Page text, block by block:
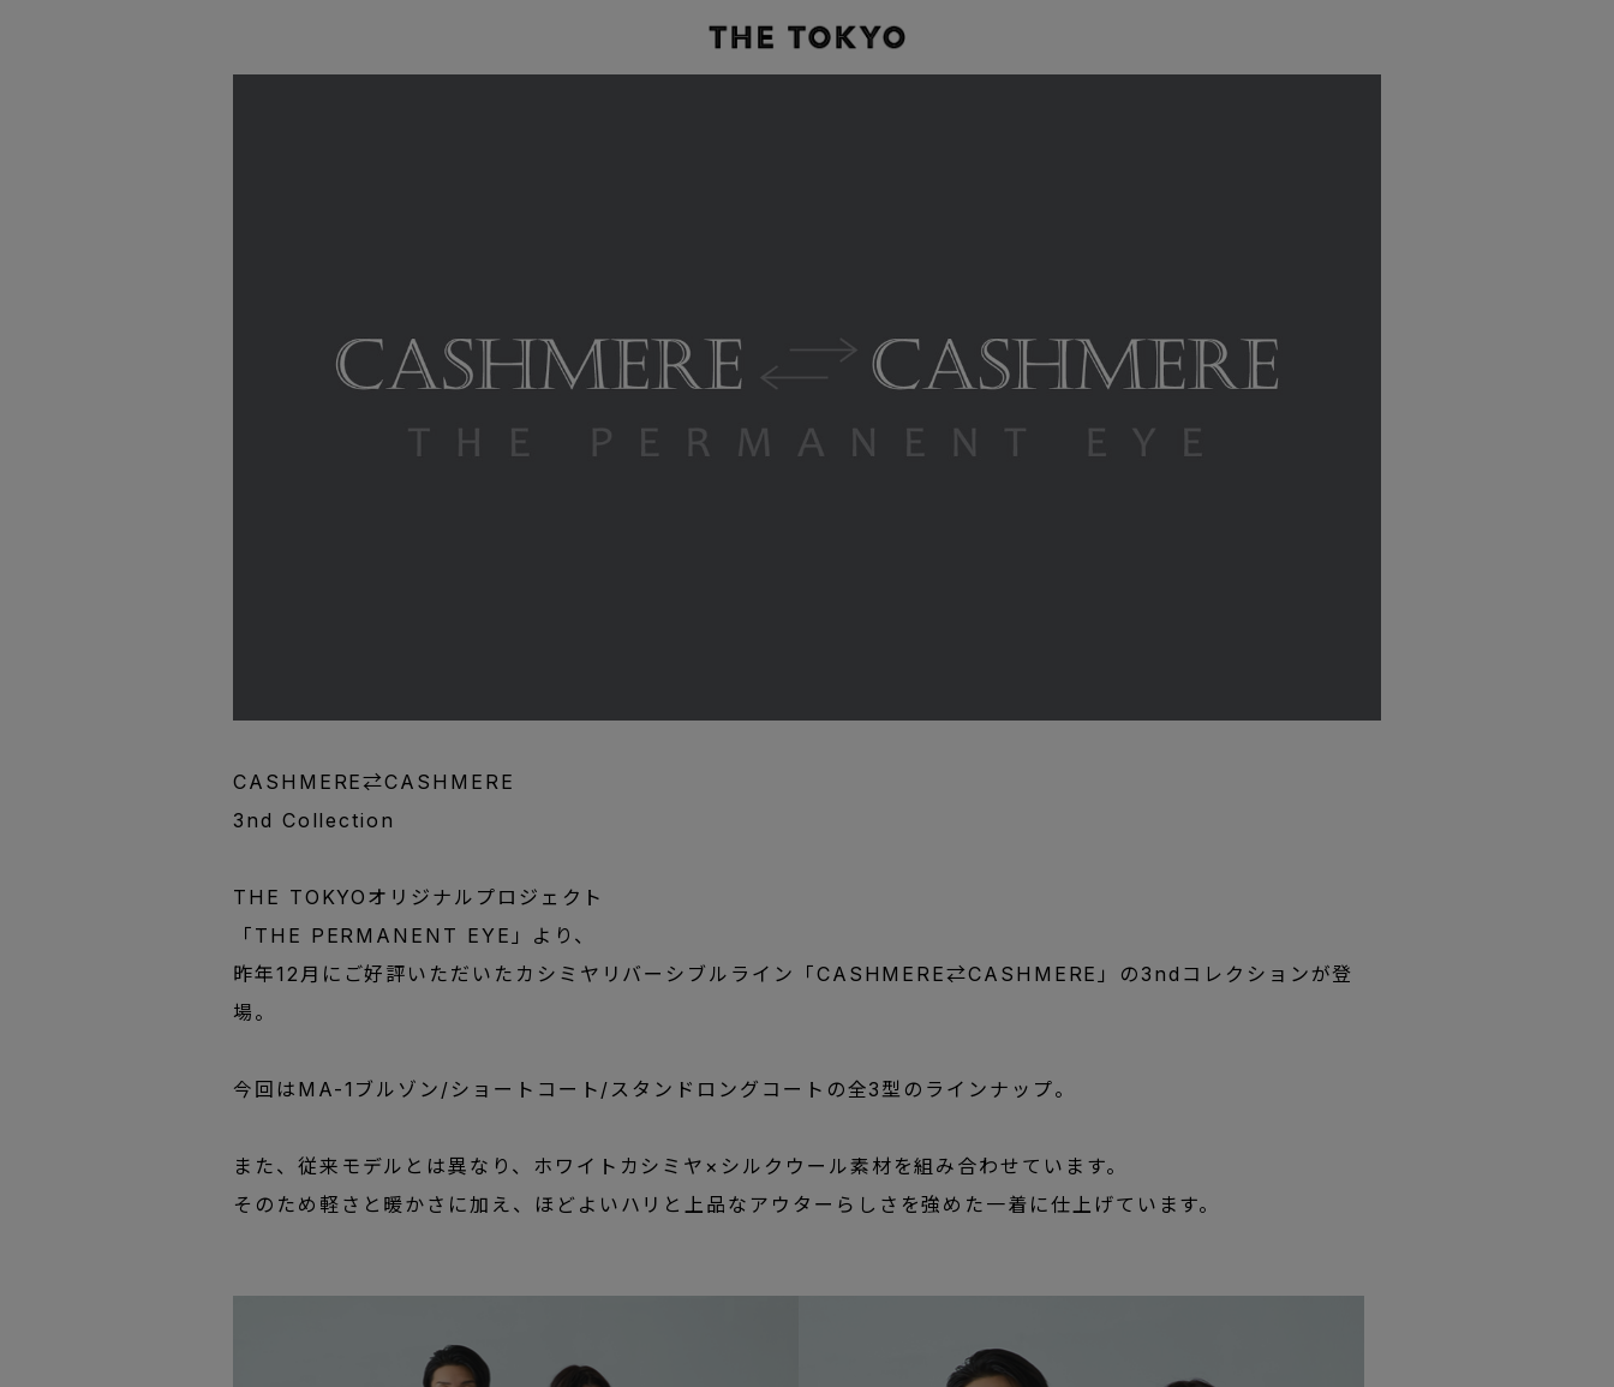
CASHMERE⇄CASHMERE
3nd Collection
THE TOKYOオリジナルプロジェクト
「THE PERMANENT EYE」より、
昨年12月にご好評いただいたカシミヤリバーシブルライン「CASHMERE⇄CASHMERE」の3ndコレクションが登
場。
今回はMA-1ブルゾン/ショートコート/スタンドロングコートの全3型のラインナップ。
また、従来モデルとは異なり、ホワイトカシミヤ×シルクウール素材を組み合わせています。
そのため軽さと暖かさに加え、ほどよいハリと上品なアウターらしさを強めた一着に仕上げています。